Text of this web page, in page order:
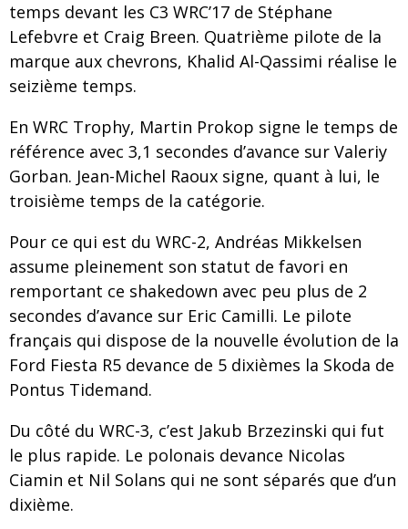
temps devant les C3 WRC’17 de Stéphane
Lefebvre et Craig Breen. Quatrième pilote de la
marque aux chevrons, Khalid Al-Qassimi réalise le
seizième temps.
En WRC Trophy, Martin Prokop signe le temps de
référence avec 3,1 secondes d’avance sur Valeriy
Gorban. Jean-Michel Raoux signe, quant à lui, le
troisième temps de la catégorie.
Pour ce qui est du WRC-2, Andréas Mikkelsen
assume pleinement son statut de favori en
remportant ce shakedown avec peu plus de 2
secondes d’avance sur Eric Camilli. Le pilote
français qui dispose de la nouvelle évolution de la
Ford Fiesta R5 devance de 5 dixièmes la Skoda de
Pontus Tidemand.
Du côté du WRC-3, c’est Jakub Brzezinski qui fut
le plus rapide. Le polonais devance Nicolas
Ciamin et Nil Solans qui ne sont séparés que d’un
dixième.